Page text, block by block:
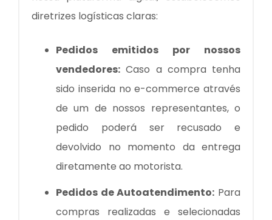
diretrizes logísticas claras:
Pedidos emitidos por nossos
vendedores: Caso a compra tenha
sido inserida no e-commerce através
de um de nossos representantes, o
pedido poderá ser recusado e
devolvido no momento da entrega
diretamente ao motorista.
Pedidos de Autoatendimento: Para
compras realizadas e selecionadas